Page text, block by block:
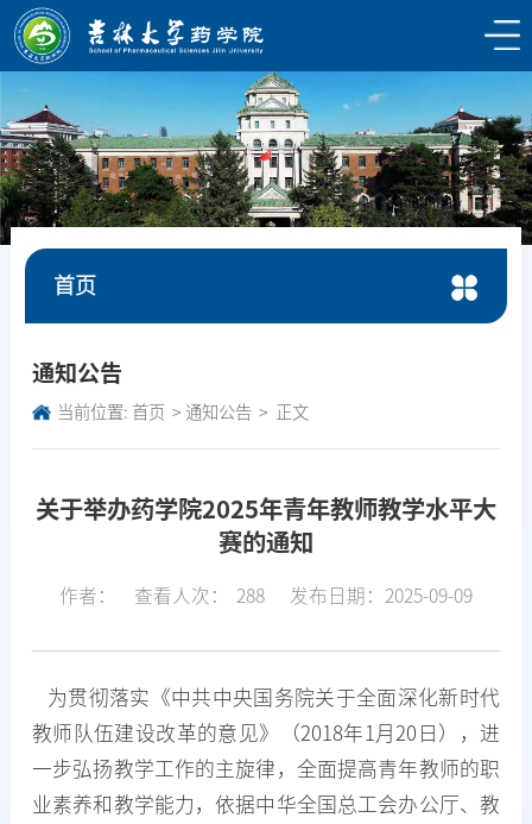
首页
通知公告
当前位置: 首页 通知公告 正文
关于举办药学院2025年青年教师教学水平大
赛的通知
作者： 查看人次： 288 发布日期：2025-09-09
为贯彻落实《中共中央国务院关于全面深化新时代
教师队伍建设改革的意见》（2018年1月20日），进
一步弘扬教学工作的主旋律，全面提高青年教师的职
业素养和教学能力，依据中华全国总工会办公厅、教